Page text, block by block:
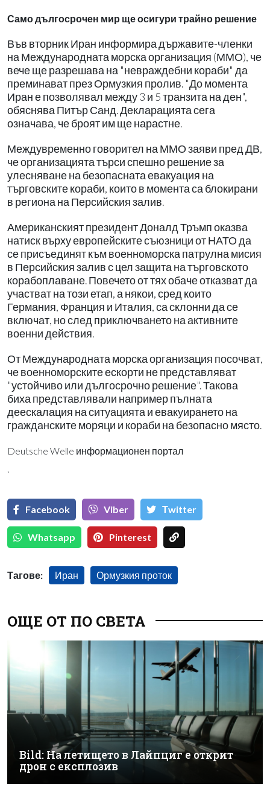
Само дългосрочен мир ще осигури трайно решение
Във вторник Иран информира държавите-членки
на Международната морска организация (ММО), че
вече ще разрешава на "невраждебни кораби" да
преминават през Ормузкия пролив. "До момента
Иран е позволявал между 3 и 5 транзита на ден",
обяснява Питър Санд. Декларацията сега
означава, че броят им ще нарастне.
Междувременно говорител на ММО заяви пред ДВ,
че организацията търси спешно решение за
улесняване на безопасната евакуация на
търговските кораби, които в момента са блокирани
в региона на Персийския залив.
Американският президент Доналд Тръмп оказва
натиск върху европейските съюзници от НАТО да
се присъединят към военноморска патрулна мисия
в Персийския залив с цел защита на търговското
корабоплаване. Повечето от тях обаче отказват да
участват на този етап, а някои, сред които
Германия, Франция и Италия, са склонни да се
включат, но след приключването на активните
военни действия.
От Международната морска организация посочват,
че военноморските ескорти не представляват
"устойчиво или дългосрочно решение". Такова
биха представлявали например пълната
деескалация на ситуацията и евакуирането на
гражданските моряци и кораби на безопасно място.
Deutsche Welle информационен портал
`
Facebook Viber Тwitter
Whatsapp Pinterest
Тагове: Иран Ормузкия проток
ОЩЕ ОТ ПО СВЕТА
Bild: На летището в Лайпциг е открит
дрон с експлозив